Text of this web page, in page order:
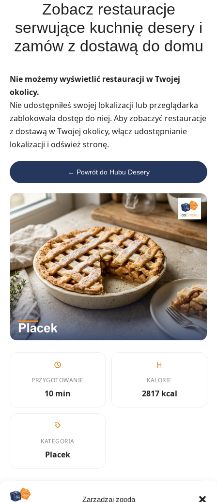
Zarządzaj zgodą
Zobacz restauracje
serwujące kuchnię desery i
zamów z dostawą do domu
Nie możemy wyświetlić restauracji w Twojej
okolicy.
Nie udostępniłeś swojej lokalizacji lub przeglądarka
zablokowała dostęp do niej. Aby zobaczyć restauracje
z dostawą w Twojej okolicy, włącz udostępnianie
lokalizacji i odśwież stronę.
← Powrót do Hubu Desery
PRZYGOTOWANIE
10 min
KALORIE
2817 kcal
KATEGORIA
Placek